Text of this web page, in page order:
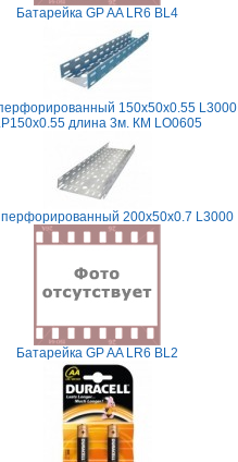
Батарейка GP AA LR6 BL4
150х50х0.55 L3000
длина 3м. КМ LO0605
перфорированный 200х50х0.7 L3000
Батарейка GP AA LR6 BL2